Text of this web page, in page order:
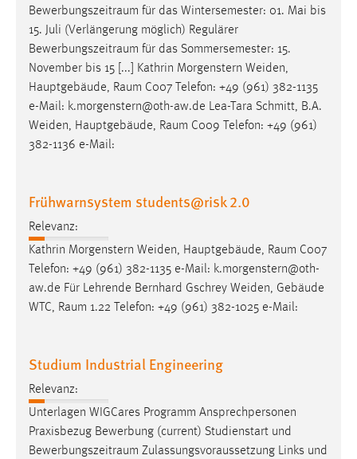
Bewerbungszeitraum für das Wintersemester: 01. Mai bis
15. Juli (Verlängerung möglich) Regulärer
Bewerbungszeitraum für das Sommersemester: 15.
November bis 15 [...] Kathrin Morgenstern Weiden,
Hauptgebäude, Raum C007 Telefon: +49 (961) 382-1135
e-Mail: k.morgenstern@oth-aw.de Lea-Tara Schmitt, B.A.
Weiden, Hauptgebäude, Raum C009 Telefon: +49 (961)
382-1136 e-Mail:
Frühwarnsystem students@risk 2.0
Relevanz:
Kathrin Morgenstern Weiden, Hauptgebäude, Raum C007
Telefon: +49 (961) 382-1135 e-Mail: k.morgenstern@oth-
aw.de Für Lehrende Bernhard Gschrey Weiden, Gebäude
WTC, Raum 1.22 Telefon: +49 (961) 382-1025 e-Mail:
Studium Industrial Engineering
Relevanz:
Unterlagen WIGCares Programm Ansprechpersonen
Praxisbezug Bewerbung (current) Studienstart und
Bewerbungszeitraum Zulassungsvoraussetzung Links und